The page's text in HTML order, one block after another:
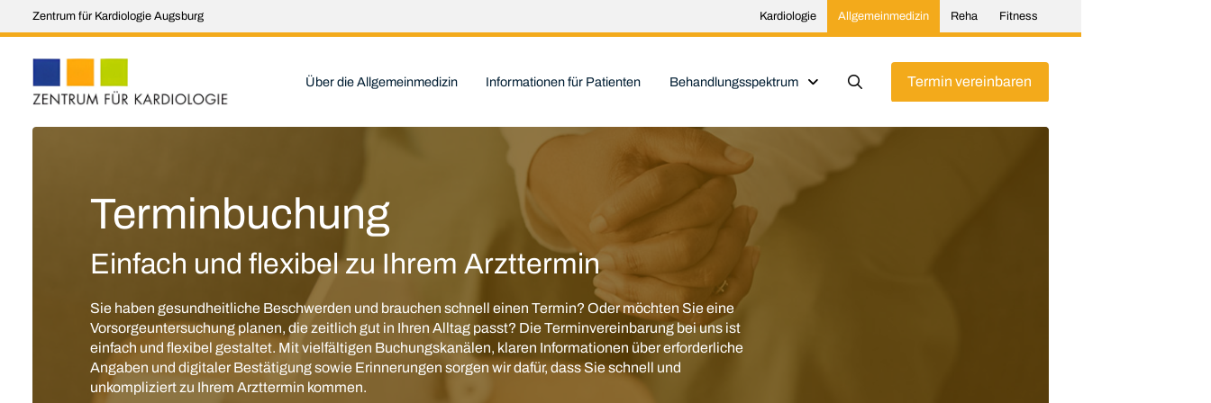
Zentrum für Kardiologie Augsburg Kardiologie Allgemeinmedizin Reha Fitness
Über die Allgemeinmedizin Informationen für Patienten Behandlungsspektrum Termin vereinbaren
Terminbuchung
Einfach und flexibel zu Ihrem Arzttermin
Sie haben gesundheitliche Beschwerden und brauchen schnell einen Termin? Oder möchten Sie eine
Vorsorgeuntersuchung planen, die zeitlich gut in Ihren Alltag passt? Die Terminvereinbarung bei uns ist
einfach und flexibel gestaltet. Mit vielfältigen Buchungskanälen, klaren Informationen über erforderliche
Angaben und digitaler Bestätigung sowie Erinnerungen sorgen wir dafür, dass Sie schnell und
unkompliziert zu Ihrem Arzttermin kommen.